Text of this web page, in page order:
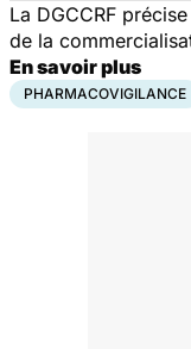
La DGCCRF
de la
En savoir plus
PHARMACOVIGILANCE